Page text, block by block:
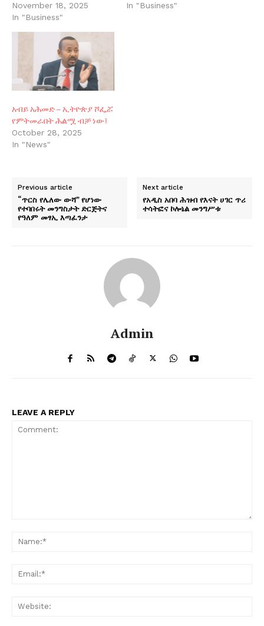
November 18, 2025
In "Business"
In "Business"
አብይ አሕመድ – ኢትዮጵያ ሾፌሯ
የምትመራበት ሕልሟ ብቻ ነው፤
October 28, 2025
In "News"
Previous article
“ጥርስ የሌለው ውሻ” የሆነው
የተባበሩት መንግስታት ድርጅትና
የዓለም መፃኢ እጣፈንታ
Next article
የአዲስ አበባ ሕዝብ የእናት ሀገር ጥሪ
ተሳትፎና ኮሎኔል መንግሥቱ
Admin
LEAVE A REPLY